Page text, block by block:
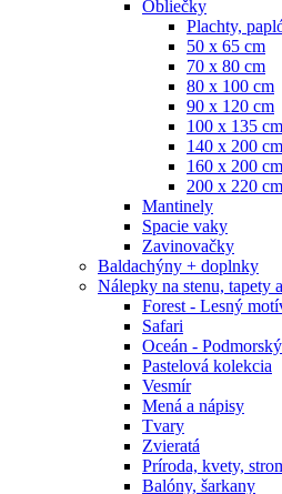
Obliečky
Plachty,
50 x 65 cm
70 x 80 cm
80 x 100 cm
90 x 120 cm
100 x 135 cm
140 x 200 cm
160 x 200 cm
200 x 220 cm
Mantinely
Spacie vaky
Zavinovačky
Baldachýny + doplnky
Nálepky na stenu, tapety
Forest - Lesný
Safari
Oceán -
Pastelová kolekcia
Vesmír
Mená a nápisy
Tvary
Zvieratá
Príroda, kvety,
Balóny, šarkany